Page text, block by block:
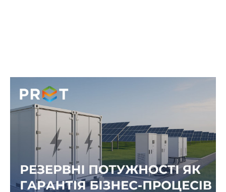
Робота без відключень: як резервна
енергія підтримує бізнес-процеси
Вимкнення світла, перевантаження мереж чи
технічні аварії можуть не лише зупинити
роботу, а й спричинити фінансові втрати,
пошкодження обладнання або втрату клієнтів.